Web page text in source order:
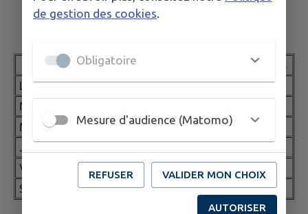
Jour
Ouverture
Elus
Lundi
09h30 11h00
Mardi
Mercredi -
-
Vendredi 17h00
Samedi - - -
de gestion des cookies
Obligatoire
Mesure d'audience (Matomo)
REFUSER VALIDER MON CHOIX
AUTORISER